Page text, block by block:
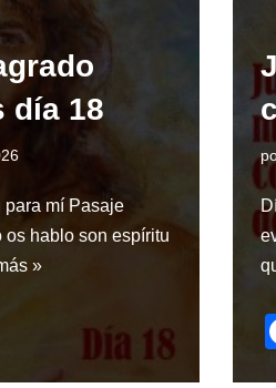
día 18
mí Pasaje
os hablo son espíritu
»